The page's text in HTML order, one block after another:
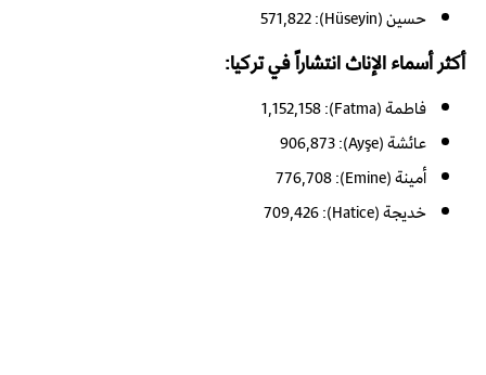
حسين (Hüseyin): 571,822
أكثر أسماء الإناث انتشاراً في تركيا:
فاطمة (Fatma): 1,152,158
عائشة (Ayşe): 906,873
أمينة (Emine): 776,708
خديجة (Hatice): 709,426